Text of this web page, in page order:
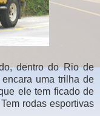
dentro do Rio de
uma trilha de
ele tem ficado de
rodas esportivas